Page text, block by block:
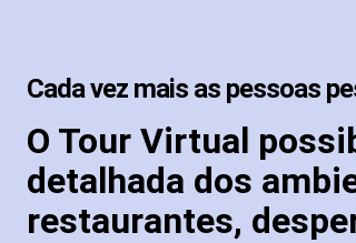
Cada vez mais as pessoas
O Tour Virtual
detalhada dos
restaurantes,